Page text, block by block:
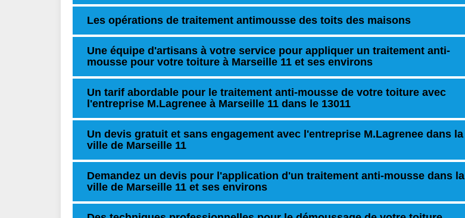
Les opérations de traitement antimousse des toits des maisons
Une équipe d'artisans à votre service pour appliquer un traitement anti-
mousse pour votre toiture à Marseille 11 et ses environs
Un tarif abordable pour le traitement anti-mousse de votre toiture avec
l'entreprise M.Lagrenee à Marseille 11 dans le 13011
Un devis gratuit et sans engagement avec l'entreprise M.Lagrenee dans la
ville de Marseille 11
Demandez un devis pour l'application d'un traitement anti-mousse dans la
ville de Marseille 11 et ses environs